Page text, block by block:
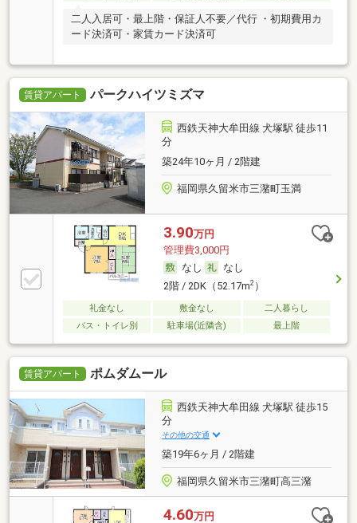
二人入居可・最上階・保証人不要／代行 ・初期費用カ
ード決済可・家賃カード決済可
賃貸アパート パークハイツミズマ
西鉄天神大牟田線 犬塚駅 徒歩11
分
築24年10ヶ月 / 2階建
福岡県久留米市三潴町玉満
3.90万円
管理費3,000円
なし
なし
2階 / 2DK（52.17m2）
礼金なし 敷金なし
二人暮らし
バス・トイレ別
駐車場(近隣含) 最上階
賃貸アパート ポムダムール
西鉄天神大牟田線 犬塚駅 徒歩15
分
その他の交通
築19年6ヶ月 / 2階建
福岡県久留米市三潴町高三潴
4.60万円